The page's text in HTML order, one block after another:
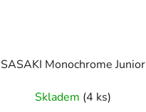
SASAKI Monochrome Junior
Skladem (4 ks)